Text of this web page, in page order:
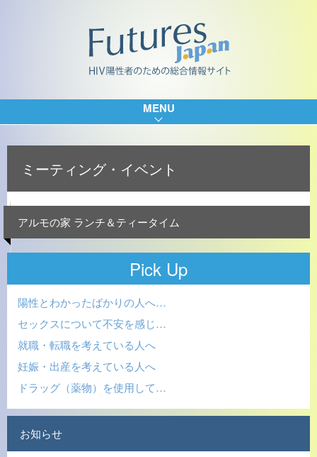
MENU
ミーティング・イベント
アルモの家 ランチ＆ティータイム
Pick Up
陽性とわかったばかりの人へ…
セックスについて不安を感じ…
就職・転職を考えている人へ
妊娠・出産を考えている人へ
ドラッグ（薬物）を使用して…
お知らせ